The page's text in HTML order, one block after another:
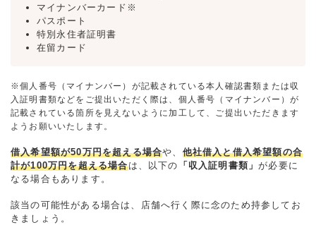
マイナンバーカード※
パスポート
特別永住者証明書
在留カード
※個人番号（マイナンバー）が記載されている本人確認書類または収
入証明書類などをご提出いただく際は、個人番号（マイナンバー）が
記載されている箇所を見えないように加工して、ご提出いただきます
ようお願いいたします。
借入希望額が50万円を超える場合や、 他社借入と借入希望額の合
計が100万円を超える場合は、以下の 「収入証明書類」が必要に
なる場合もあります。
該当の可能性がある場合は、店舗へ行く際に念のため持参してお
きましょう。